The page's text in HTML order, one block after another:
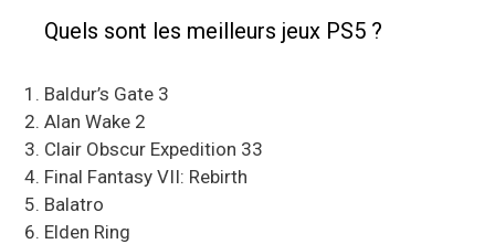
Quels sont les meilleurs jeux PS5 ?
Baldur’s Gate 3
Alan Wake 2
Clair Obscur Expedition 33
Final Fantasy VII: Rebirth
Balatro
Elden Ring